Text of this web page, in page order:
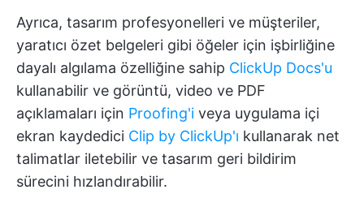
Ayrıca, tasarım profesyonelleri ve müşteriler,
yaratıcı özet belgeleri gibi öğeler için işbirliğine
dayalı algılama özelliğine sahip ClickUp Docs'u
kullanabilir ve görüntü, video ve PDF
açıklamaları için Proofing'i veya uygulama içi
ekran kaydedici Clip by ClickUp'ı kullanarak net
talimatlar iletebilir ve tasarım geri bildirim
sürecini hızlandırabilir.